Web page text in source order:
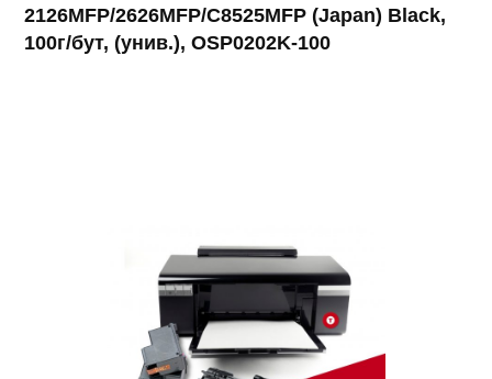
2126MFP/2626MFP/C8525MFP (Japan) Black,
100г/бут, (унив.), OSP0202K-100